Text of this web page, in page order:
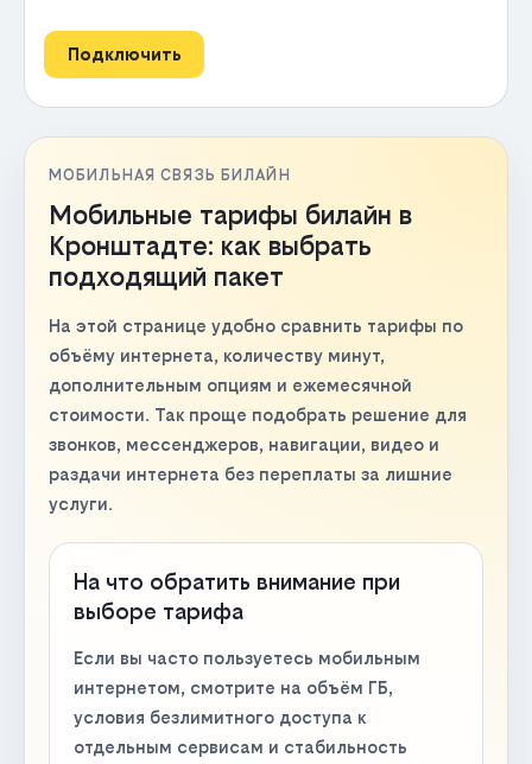
Подключить
МОБИЛЬНАЯ СВЯЗЬ БИЛАЙН
Мобильные тарифы билайн в
Кронштадте: как выбрать
подходящий пакет
На этой странице удобно сравнить тарифы по
объёму интернета, количеству минут,
дополнительным опциям и ежемесячной
стоимости. Так проще подобрать решение для
звонков, мессенджеров, навигации, видео и
раздачи интернета без переплаты за лишние
услуги.
На что обратить внимание при
выборе тарифа
Если вы часто пользуетесь мобильным
интернетом, смотрите на объём ГБ,
условия безлимитного доступа к
отдельным сервисам и стабильность